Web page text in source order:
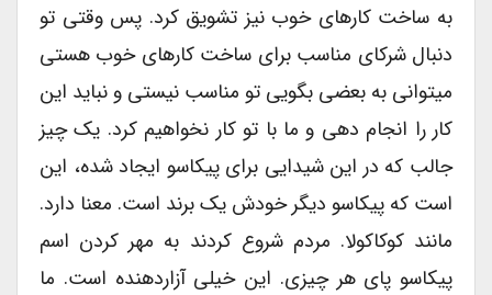
به ساخت کارهای خوب نیز تشویق کرد. پس وقتی تو
دنبال شرکای مناسب برای ساخت کارهای خوب هستی
میتوانی به بعضی بگویی تو مناسب نیستی و نباید این
کار را انجام دهی و ما با تو کار نخواهیم کرد. یک چیز
جالب که در این شیدایی برای پیکاسو ایجاد شده، این
است که پیکاسو دیگر خودش یک برند است. معنا دارد.
مانند کوکاکولا. مردم شروع کردند به مهر کردن اسم
پیکاسو پای هر چیزی. این خیلی آزاردهنده است. ما